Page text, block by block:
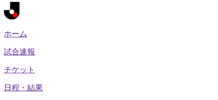
ホーム
試合速報
チケット
日程・結果